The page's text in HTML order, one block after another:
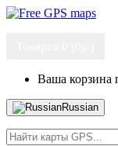
Ваша корзина
Russian